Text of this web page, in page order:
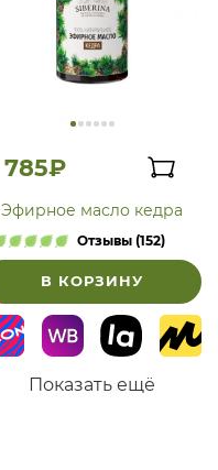
785₽
Эфирное масло кедра
Отзывы (152)
В КОРЗИНУ
Показать ещё